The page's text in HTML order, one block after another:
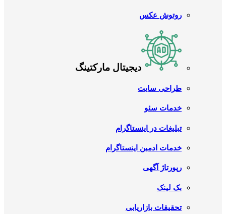
روتوش عکس
دیجیتال مارکتینگ
طراحی سایت
خدمات سئو
تبلیغات در اینستاگرام
خدمات ادمین اینستاگرام
رپورتاژ آگهی
بک لینک
تحقیقات بازاریابی